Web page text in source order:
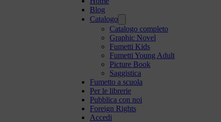
Blog
Catalogo
Catalogo completo
Graphic Novel
Fumetti Kids
Fumetti Young Adult
Picture Book
Saggistica
Fumetto a scuola
Per le librerie
Pubblica con noi
Foreign Rights
Accedi